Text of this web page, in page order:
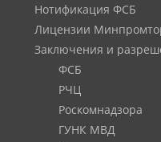
Нотификация ФСБ
Лицензии
Заключения и
ФСБ
РЧЦ
Роскомнадзора
ГУНК МВД